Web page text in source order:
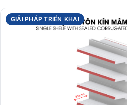
GIẢI PHÁP TRIỂN KHAI